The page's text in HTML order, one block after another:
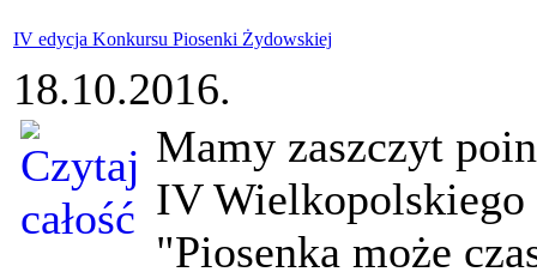
IV edycja Konkursu Piosenki Żydowskiej
18.10.2016.
Mamy zaszczyt
IV
"Piosenka może